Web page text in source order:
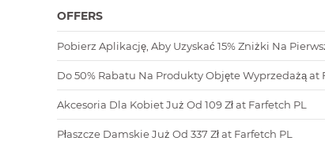
OFFERS
Pobierz Aplikację, Aby Uzyskać 15% Zniżki Na
Do 50% Rabatu Na Produkty Objęte Wyprzedażą at
Akcesoria Dla Kobiet Już Od 109 Zł at Farfetch PL
Płaszcze Damskie Już Od 337 Zł at Farfetch PL